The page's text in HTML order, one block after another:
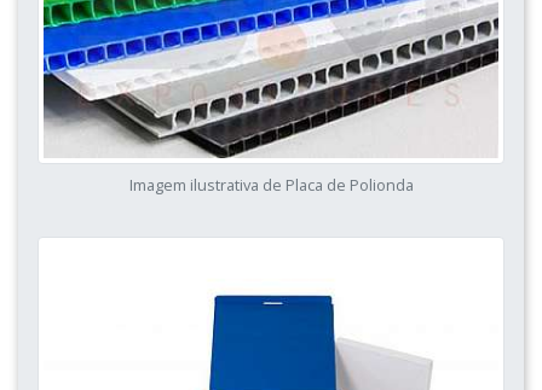
Imagem ilustrativa de Placa de Polionda